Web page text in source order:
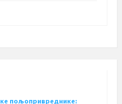
пољопривреднике: